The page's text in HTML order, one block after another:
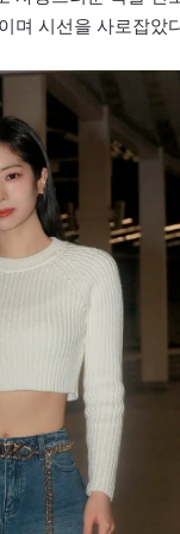
며 시선을 사로잡았